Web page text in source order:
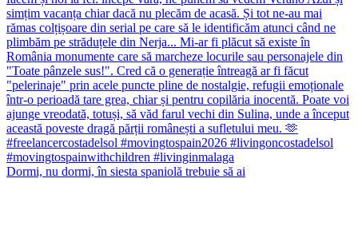
Dormi, nu dormi, în siesta spaniolă trebuie să ai